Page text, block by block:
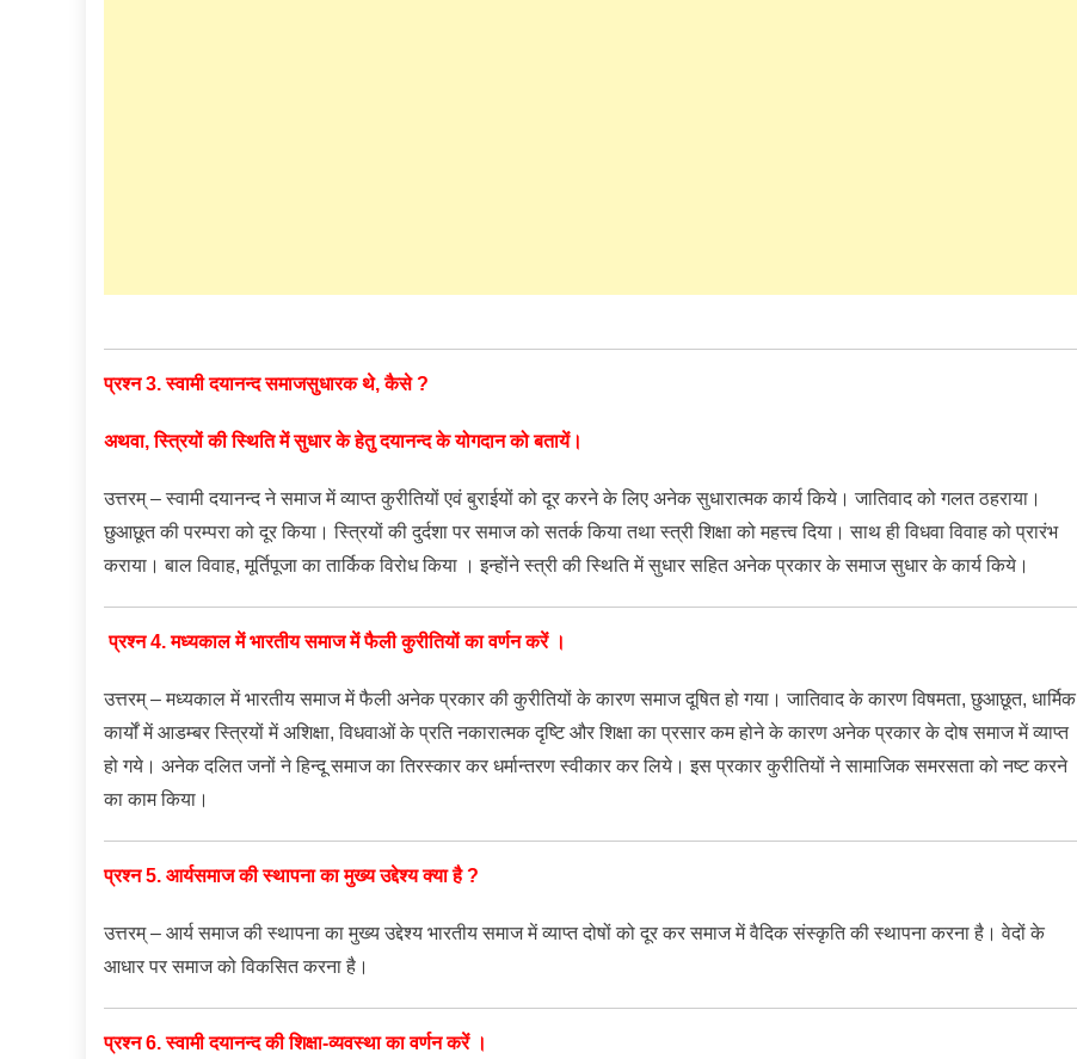
प्रश्न 3. स्वामी दयानन्द समाजसुधारक थे, कैसे ?
अथवा, स्त्रियों की स्थिति में सुधार के हेतु दयानन्द के योगदान को बतायें।
उत्तरम् – स्वामी दयानन्द ने समाज में व्याप्त कुरीतियों एवं बुराईयों को दूर करने के लिए अनेक सुधारात्मक कार्य किये। जातिवाद को गलत ठहराया।
छुआछूत की परम्परा को दूर किया। स्त्रियों की दुर्दशा पर समाज को सतर्क किया तथा स्त्री शिक्षा को महत्त्व दिया। साथ ही विधवा विवाह को प्रारंभ
कराया। बाल विवाह, मूर्तिपूजा का तार्किक विरोध किया । इन्होंने स्त्री की स्थिति में सुधार सहित अनेक प्रकार के समाज सुधार के कार्य किये।
प्रश्न 4. मध्यकाल में भारतीय समाज में फैली कुरीतियों का वर्णन करें ।
उत्तरम् – मध्यकाल में भारतीय समाज में फैली अनेक प्रकार की कुरीतियों के कारण समाज दूषित हो गया। जातिवाद के कारण विषमता, छुआछूत, धार्मिक
कार्यों में आडम्बर स्त्रियों में अशिक्षा, विधवाओं के प्रति नकारात्मक दृष्टि और शिक्षा का प्रसार कम होने के कारण अनेक प्रकार के दोष समाज में व्याप्त
हो गये। अनेक दलित जनों ने हिन्दू समाज का तिरस्कार कर धर्मान्तरण स्वीकार कर लिये। इस प्रकार कुरीतियों ने सामाजिक समरसता को नष्ट करने
का काम किया।
प्रश्न 5. आर्यसमाज की स्थापना का मुख्य उद्देश्य क्या है ?
उत्तरम् – आर्य समाज की स्थापना का मुख्य उद्देश्य भारतीय समाज में व्याप्त दोषों को दूर कर समाज में वैदिक संस्कृति की स्थापना करना है। वेदों के
आधार पर समाज को विकसित करना है।
प्रश्न 6. स्वामी दयानन्द की शिक्षा-व्यवस्था का वर्णन करें ।